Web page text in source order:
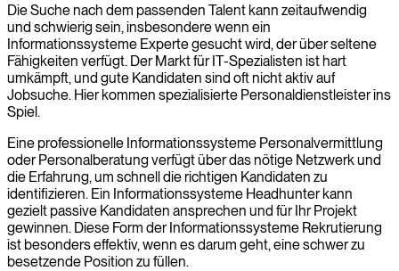
Die Suche nach dem passenden Talent kann zeitaufwendig
und schwierig sein, insbesondere wenn ein
Informationssysteme Experte gesucht wird, der über seltene
Fähigkeiten verfügt. Der Markt für IT-Spezialisten ist hart
umkämpft, und gute Kandidaten sind oft nicht aktiv auf
Jobsuche. Hier kommen spezialisierte Personaldienstleister ins
Spiel.
Eine professionelle Informationssysteme Personalvermittlung
oder Personalberatung verfügt über das nötige Netzwerk und
die Erfahrung, um schnell die richtigen Kandidaten zu
identifizieren. Ein Informationssysteme Headhunter kann
gezielt passive Kandidaten ansprechen und für Ihr Projekt
gewinnen. Diese Form der Informationssysteme Rekrutierung
ist besonders effektiv, wenn es darum geht, eine schwer zu
besetzende Position zu füllen.